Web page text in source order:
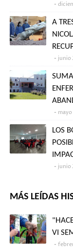
A
junio
LOS
junio
MÁS LEÍDAS
VI